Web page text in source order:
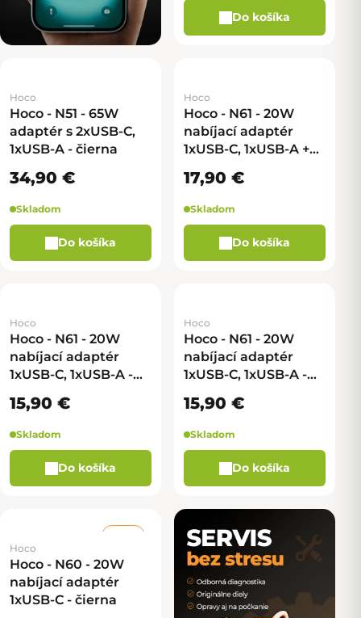
Do košíka
Hoco
Hoco - N51 - 65W
adaptér s 2xUSB-C,
1xUSB-A - čierna
34,90 €
Skladom
Do košíka
Hoco
Hoco - N61 - 20W
nabíjací adaptér
1xUSB-C, 1xUSB-A +
C - biela
17,90 €
Skladom
Do košíka
Hoco
Hoco - N61 - 20W
nabíjací adaptér
1xUSB-C, 1xUSB-A -
15,90 €
Skladom
Do košíka
Hoco
Hoco - N61 - 20W
nabíjací adaptér
1xUSB-C, 1xUSB-A -
15,90 €
Skladom
Do košíka
Hoco
Hoco - N60 - 20W
nabíjací adaptér
1xUSB-C - čierna